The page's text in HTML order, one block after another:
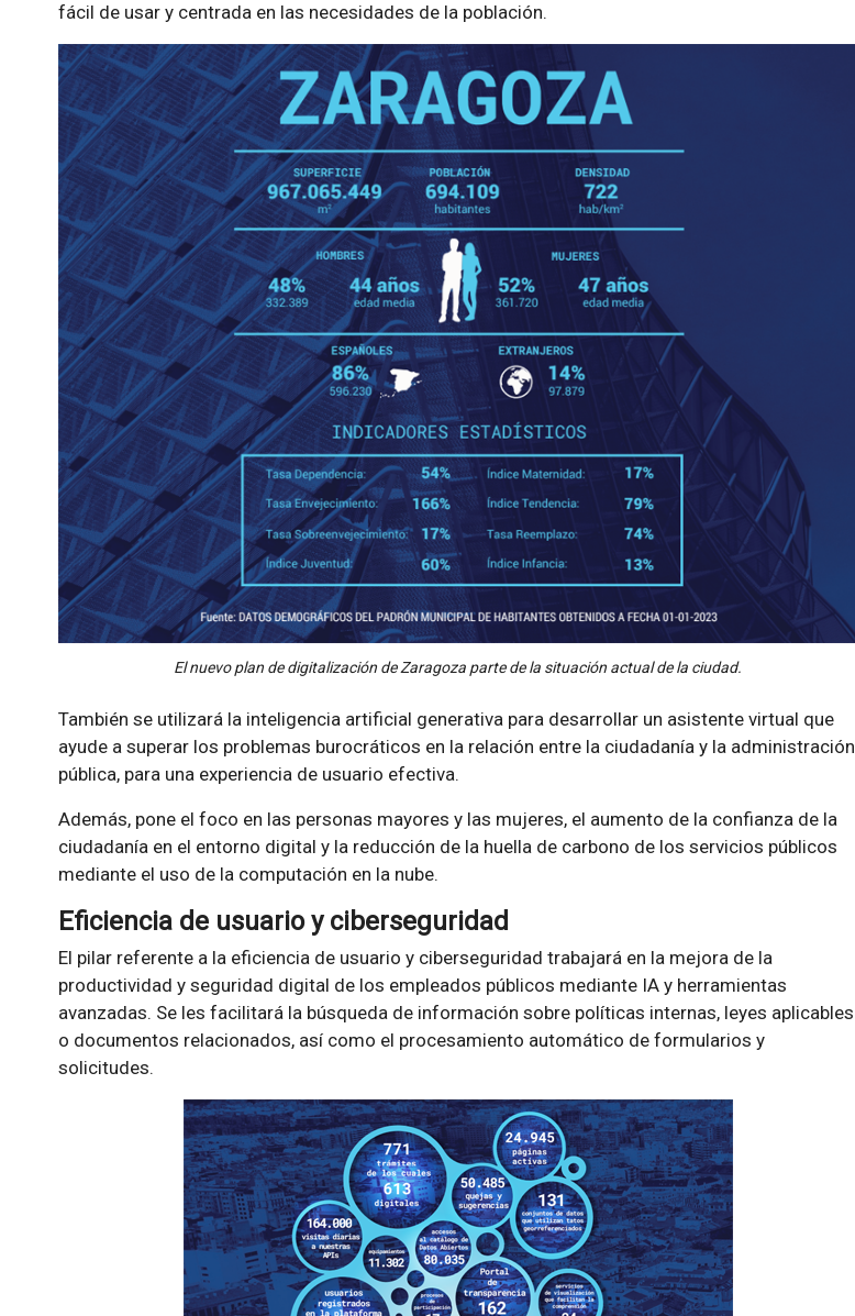
fácil de usar y centrada en las necesidades de la población.
El nuevo plan de digitalización de Zaragoza parte de la situación actual de la ciudad.
También se utilizará la inteligencia artificial generativa para desarrollar un asistente virtual que
ayude a superar los problemas burocráticos en la relación entre la ciudadanía y la administración
pública, para una experiencia de usuario efectiva.
Además, pone el foco en las personas mayores y las mujeres, el aumento de la confianza de la
ciudadanía en el entorno digital y la reducción de la huella de carbono de los servicios públicos
mediante el uso de la computación en la nube.
Eficiencia de usuario y ciberseguridad
El pilar referente a la eficiencia de usuario y ciberseguridad trabajará en la mejora de la
productividad y seguridad digital de los empleados públicos mediante IA y herramientas
avanzadas. Se les facilitará la búsqueda de información sobre políticas internas, leyes aplicables
o documentos relacionados, así como el procesamiento automático de formularios y
solicitudes.